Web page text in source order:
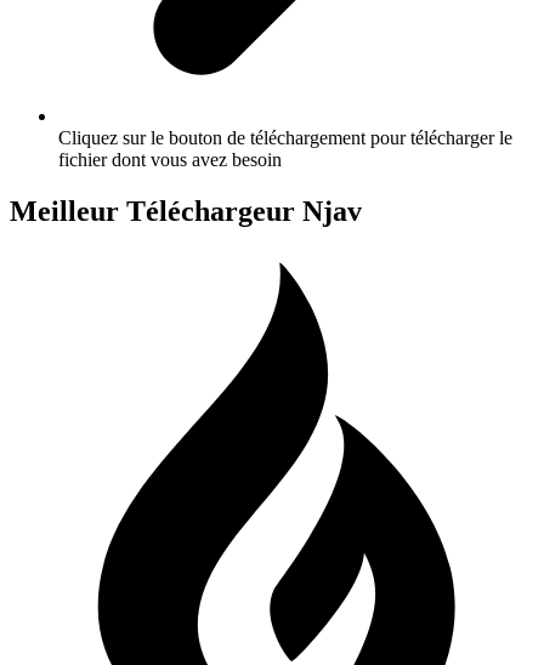
Cliquez sur le bouton de téléchargement pour télécharger le
fichier dont vous avez besoin
Meilleur Téléchargeur Njav